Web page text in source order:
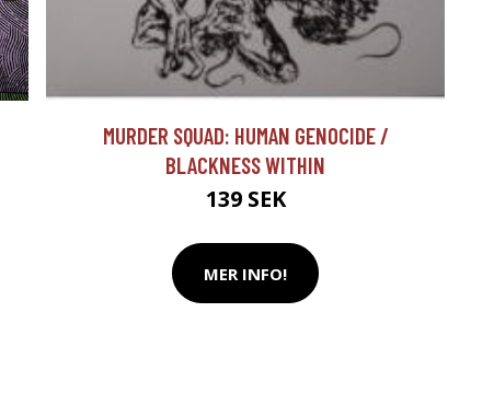
MURDER SQUAD: HUMAN GENOCIDE /
BLACKNESS WITHIN
139 SEK
MER INFO!